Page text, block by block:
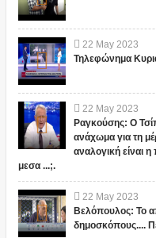
22 May 2023
Τηλεφώνημα
22 May 2023
Ραγκούσης: Ο
ανάχωμα για τη
αναλογική είναι
μεσα ...;.
22 May 2023
Βελόπουλος: Το
δημοσκόπους....